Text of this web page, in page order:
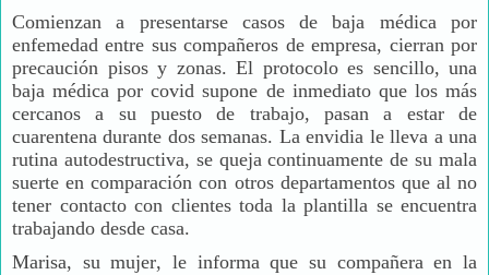
Comienzan a presentarse casos de baja médica por
enfemedad entre sus compañeros de empresa, cierran por
precaución pisos y zonas. El protocolo es sencillo, una
baja médica por covid supone de inmediato que los más
cercanos a su puesto de trabajo, pasan a estar de
cuarentena durante dos semanas. La envidia le lleva a una
rutina autodestructiva, se queja continuamente de su mala
suerte en comparación con otros departamentos que al no
tener contacto con clientes toda la plantilla se encuentra
trabajando desde casa.
Marisa, su mujer, le informa que su compañera en la